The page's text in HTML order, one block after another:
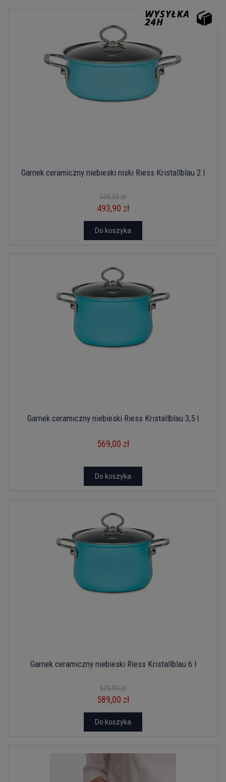
Garnek ceramiczny niebieski niski Riess Kristallblau 2 l
539,00 zł
493,90 zł
Do koszyka
Garnek ceramiczny niebieski Riess Kristallblau 3,5 l
569,00 zł
Do koszyka
Garnek ceramiczny niebieski Riess Kristallblau 6 l
629,00 zł
589,00 zł
Do koszyka